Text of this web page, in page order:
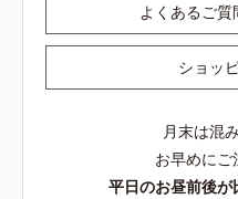
よくあるご
ショッ
月末は混
お早めにご
平日のお昼前後